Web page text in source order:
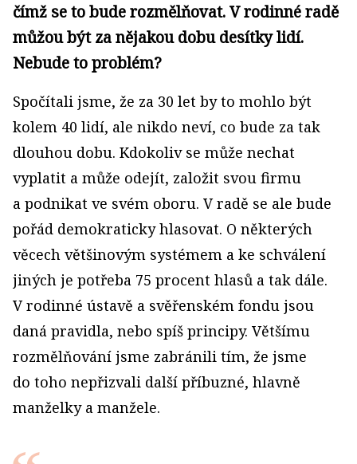
čímž se to bude rozmělňovat. V rodinné radě
můžou být za nějakou dobu desítky lidí.
Nebude to problém?
Spočítali jsme, že za 30 let by to mohlo být
kolem 40 lidí, ale nikdo neví, co bude za tak
dlouhou dobu. Kdokoliv se může nechat
vyplatit a může odejít, založit svou firmu
a podnikat ve svém oboru. V radě se ale bude
pořád demokraticky hlasovat. O některých
věcech většinovým systémem a ke schválení
jiných je potřeba 75 procent hlasů a tak dále.
V rodinné ústavě a svěřenském fondu jsou
daná pravidla, nebo spíš principy. Většímu
rozmělňování jsme zabránili tím, že jsme
do toho nepřizvali další příbuzné, hlavně
manželky a manžele.